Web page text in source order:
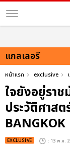
แกลเลอรี
หน้าแรก exclusive
ใจยังอยู่รา
ประวัติศาสต
BANGKOK
EXCLUSIVE : 13 พ.ค.